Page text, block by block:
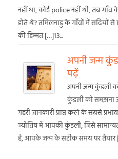
नहीं था, कोई police नहीं थी, तब
होते थे? तमिलनाडु के गाँवों में सदियों
की हिम्मत […]13...
अपनी जन्म
पढ़ें
अपनी जन्म कुंडली
कुंडली को समझना
गहरी जानकारी प्राप्त करने के सबसे
ज्योतिष में आपकी कुंडली, जिसे
है, आपके जन्म के सटीक समय पर तैयार